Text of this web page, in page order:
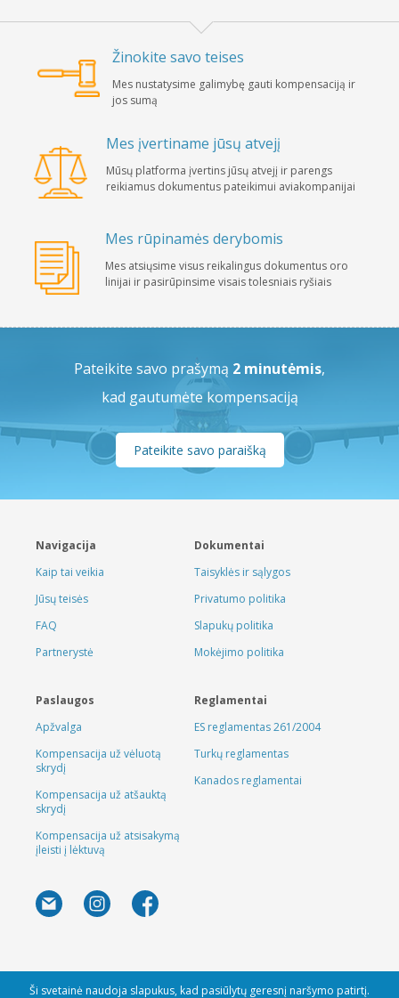
Žinokite savo teises
Mes nustatysime galimybę gauti kompensaciją ir
jos sumą
Mes įvertiname jūsų atvejį
Mūsų platforma įvertins jūsų atvejį ir parengs
reikiamus dokumentus pateikimui aviakompanijai
Mes rūpinamės derybomis
Mes atsiųsime visus reikalingus dokumentus oro
linijai ir pasirūpinsime visais tolesniais ryšiais
Pateikite savo prašymą 2 minutėmis,
kad gautumėte kompensaciją
Pateikite savo paraišką
Navigacija
Kaip tai veikia
Jūsų teisės
FAQ
Partnerystė
Dokumentai
Taisyklės ir sąlygos
Privatumo politika
Slapukų politika
Mokėjimo politika
Paslaugos
Apžvalga
Kompensacija už vėluotą
skrydį
Kompensacija už atšauktą
skrydį
Kompensacija už atsisakymą
įleisti į lėktuvą
Reglamentai
ES reglamentas 261/2004
Turkų reglamentas
Kanados reglamentai
Ši svetainė naudoja slapukus, kad pasiūlytų geresnį naršymo patirtį.